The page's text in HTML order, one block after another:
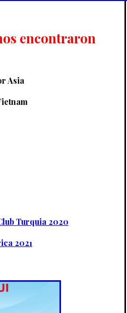
encontraron
Asia
Turquia 2020
2021